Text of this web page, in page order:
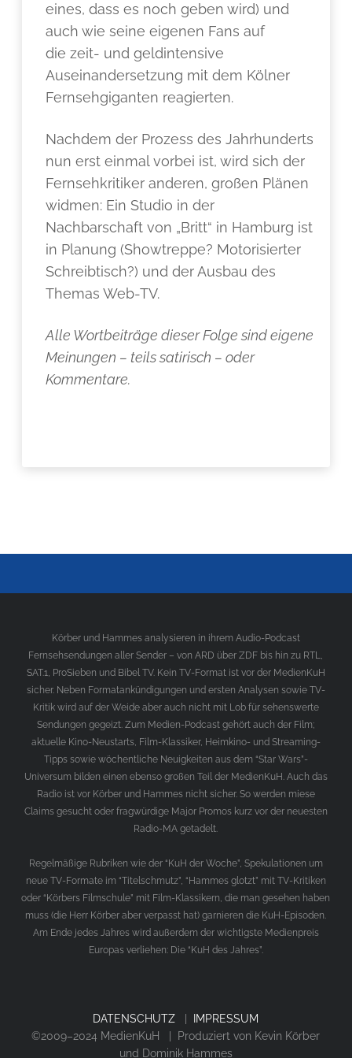
eines, dass es noch geben wird) und
auch wie seine eigenen Fans auf
die zeit- und geldintensive
Auseinandersetzung mit dem Kölner
Fernsehgiganten reagierten.
Nachdem der Prozess des Jahrhunderts
nun erst einmal vorbei ist, wird sich der
Fernsehkritiker anderen, großen Plänen
widmen: Ein Studio in der
Nachbarschaft von „Britt“ in Hamburg ist
in Planung (Showtreppe? Motorisierter
Schreibtisch?) und der Ausbau des
Themas Web-TV.
Alle Wortbeiträge dieser Folge sind eigene
Meinungen – teils satirisch – oder
Kommentare.
Körber und Hammes analysieren in ihrem Audio-Podcast
Fernsehsendungen aller Sender – von ARD über ZDF bis hin zu RTL,
SAT.1, ProSieben und Bibel TV. Kein TV-Format ist vor der MedienKuH
sicher. Neben Formatankündigungen und ersten Analysen sowie TV-
Kritik wird auf der Weide aber auch nicht mit Lob für sehenswerte
Sendungen gegeizt. Zum Medien-Podcast gehört auch der Film;
aktuelle Kino-Neustarts, Film-Klassiker, Heimkino- und Streaming-
Tipps sowie wöchentliche Neuigkeiten aus dem “Star Wars”-
Universum bilden einen ebenso großen Teil der MedienKuH. Auch das
Radio ist vor Körber und Hammes nicht sicher. So werden miese
Claims gesucht oder fragwürdige Major Promos kurz vor der neuesten
Radio-MA getadelt.
Regelmäßige Rubriken wie der “KuH der Woche”, Spekulationen um
neue TV-Formate im “Titelschmutz”, “Hammes glotzt” mit TV-Kritiken
oder “Körbers Filmschule” mit Film-Klassikern, die man gesehen haben
muss (die Herr Körber aber verpasst hat) garnieren die KuH-Episoden.
Am Ende jedes Jahres wird außerdem der wichtigste Medienpreis
Europas verliehen: Die “KuH des Jahres”.
DATENSCHUTZ
IMPRESSUM
©2009–2024 MedienKuH | Produziert von Kevin Körber
und Dominik Hammes